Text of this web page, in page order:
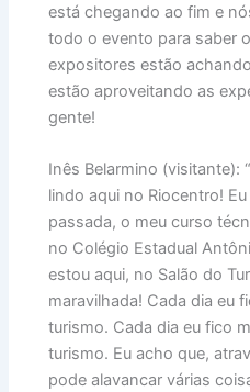
está chegando ao fim e
todo o evento para saber
expositores estão
estão aproveitando as
gente!
Inês Belarmino (visitante):
lindo aqui no Riocentro!
passada, o meu curso
no Colégio Estadual
estou aqui, no Salão do
maravilhada! Cada dia eu
turismo. Cada dia eu fico
turismo. Eu acho que,
pode alavancar várias